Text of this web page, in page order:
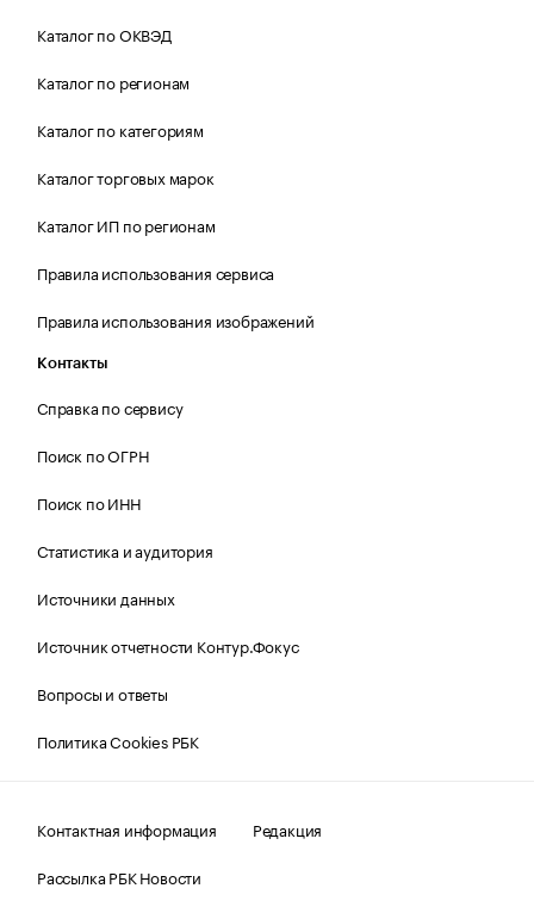
Каталог по ОКВЭД
Каталог по регионам
Каталог по категориям
Каталог торговых марок
Каталог ИП по регионам
Правила использования сервиса
Правила использования изображений
Контакты
Справка по сервису
Поиск по ОГРН
Поиск по ИНН
Статистика и аудитория
Источники данных
Источник отчетности Контур.Фокус
Вопросы и ответы
Политика Cookies РБК
Контактная информация
Редакция
Рассылка РБК Новости